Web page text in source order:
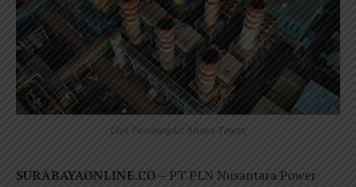
Unit Pembangkit Muara Tawar.
SURABAYAONLINE.CO – PT PLN Nusantara Power